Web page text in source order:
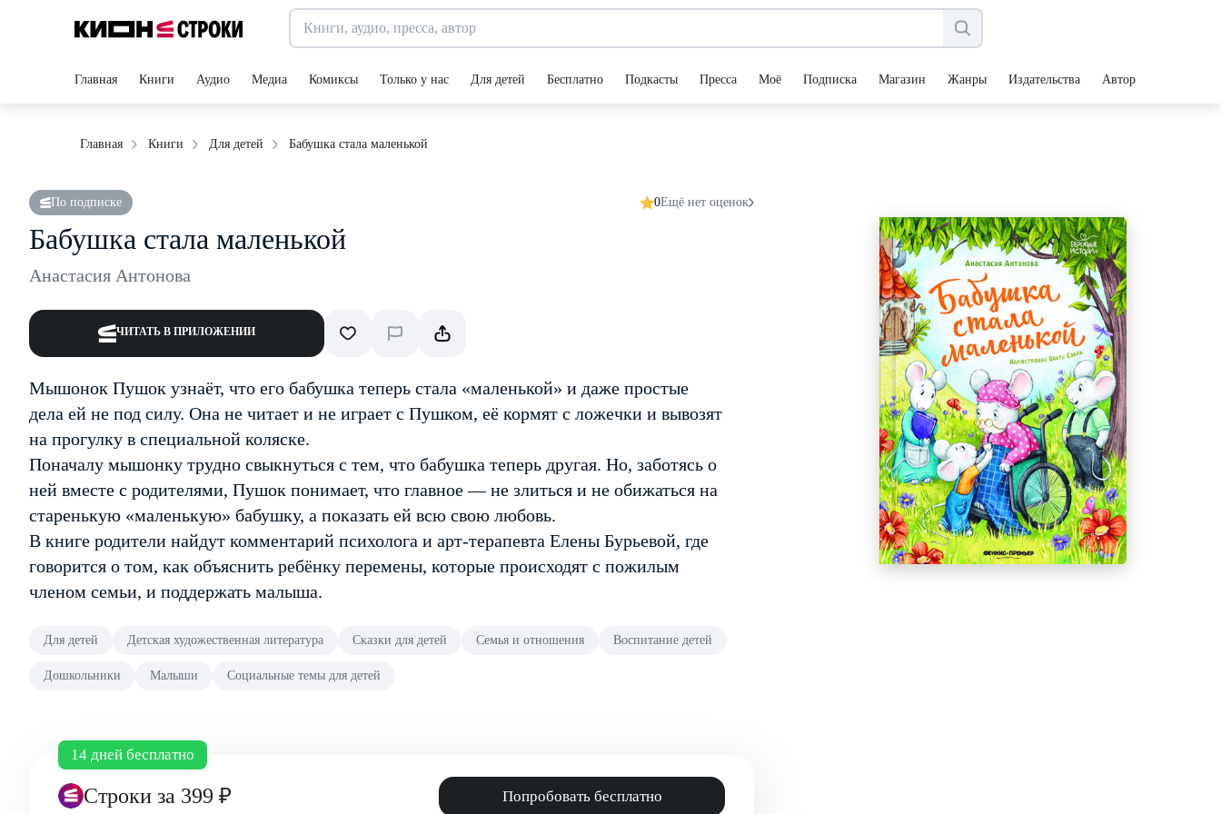
Главная Книги Аудио Медиа Комиксы Только у нас Для детей Бесплатно Подкасты Пресса Моё Подписка Магазин Жанры Издательства Авторы
Главная Книги Для детей Бабушка стала маленькой
По подписке 0Ещё нет оценок
Бабушка стала маленькой
Анастасия Антонова
ЧИТАТЬ В ПРИЛОЖЕНИИ
Мышонок Пушок узнаёт, что его бабушка теперь стала «маленькой» и даже простые
дела ей не под силу. Она не читает и не играет с Пушком, её кормят с ложечки и вывозят
на прогулку в специальной коляске.
Поначалу мышонку трудно свыкнуться с тем, что бабушка теперь другая. Но, заботясь о
ней вместе с родителями, Пушок понимает, что главное — не злиться и не обижаться на
старенькую «маленькую» бабушку, а показать ей всю свою любовь.
В книге родители найдут комментарий психолога и арт-терапевта Елены Бурьевой, где
говорится о том, как объяснить ребёнку перемены, которые происходят с пожилым
членом семьи, и поддержать малыша.
Для детей Детская художественная литература Сказки для детей Семья и отношения Воспитание детей
Дошкольники Малыши Социальные темы для детей
14 дней бесплатно
Строки за 399 ₽ Попробовать бесплатно